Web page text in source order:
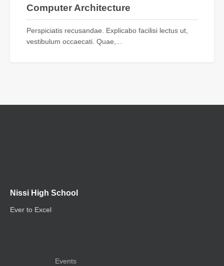
Computer Architecture
Perspiciatis recusandae. Explicabo facilisi lectus ut,
vestibulum occaecati. Quae,...
Nissi High School
Ever to Excel
Events